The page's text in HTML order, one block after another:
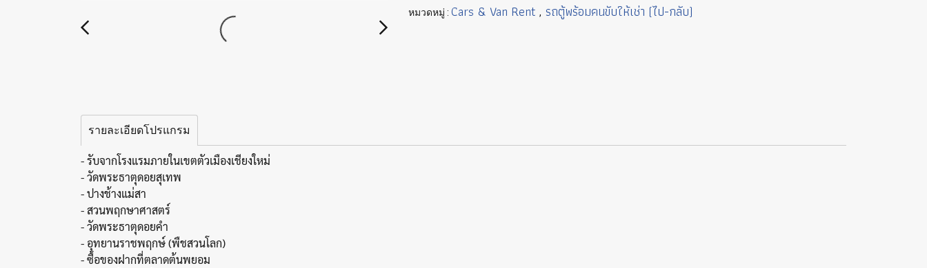
หมวดหมู่ : Cars & Van Rent , รถตู้พร้อมคนขับให้เช่า (ไป-กลับ)
รายละเอียดโปรแกรม
- รับจากโรงแรมภายในเขตตัวเมืองเชียงใหม่
- วัดพระธาตุดอยสุเทพ
- ปางช้างแม่สา
- สวนพฤกษาศาสตร์
- วัดพระธาตุดอยคำ
- อุทยานราชพฤกษ์ (พืชสวนโลก)
- ซื้อของฝากที่ตลาดต้นพยอม